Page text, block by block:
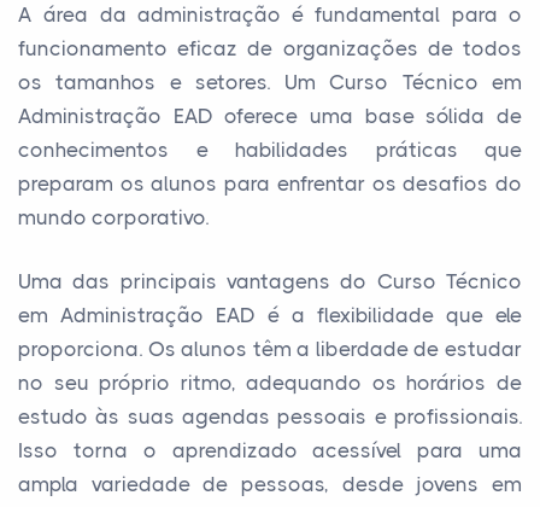
A área da administração é fundamental para o
funcionamento eficaz de organizações de todos
os tamanhos e setores. Um Curso Técnico em
Administração EAD oferece uma base sólida de
conhecimentos e habilidades práticas que
preparam os alunos para enfrentar os desafios do
mundo corporativo.
Uma das principais vantagens do Curso Técnico
em Administração EAD é a flexibilidade que ele
proporciona. Os alunos têm a liberdade de estudar
no seu próprio ritmo, adequando os horários de
estudo às suas agendas pessoais e profissionais.
Isso torna o aprendizado acessível para uma
ampla variedade de pessoas, desde jovens em